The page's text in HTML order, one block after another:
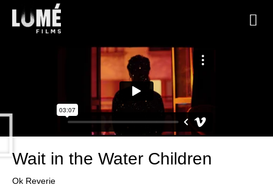
Wait in the Water Children
Ok Reverie